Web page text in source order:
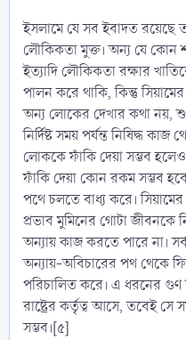
ইসলামে যে সব ইবাদত রয়েছে
লৌকিকতা মুক্ত। অন্য যে কোন
ইত্যাদি লৌকিকতা রক্ষার
পালন করে থাকি, কিন্তু সিয়ামের
অন্য লোকের দেখার কথা নয়,
নির্দিষ্ট সময় পর্যন্ত নিষিদ্ধ
লোককে ফাঁকি দেয়া সম্ভব
ফাঁকি দেয়া কোন রকম সম্ভব হবে
পথে চলতে বাধ্য করে।
প্রভাব মুমিনের গোটা জীবনকে
অন্যায় কাজ করতে পারে না।
অন্যায়-অবিচারের পথ থেকে
পরিচালিত করে। এ ধরনের গুণ
রাষ্ট্রের কর্তৃত্ব আসে, তবেই সে
সম্ভব।[৫]